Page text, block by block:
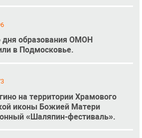
образования ОМОН
в Подмосковье.
на территории Храмового
иконы Божией Матери
«Шаляпин-фестиваль».